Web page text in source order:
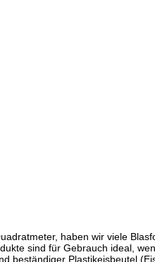
haben wir viele
sind für Gebrauch ideal,
Plastikeisbeutel